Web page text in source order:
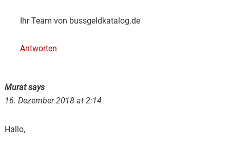
Ihr Team von bussgeldkatalog.de
Antworten
Muratsays
16. Dezember 2018 at 2:14
Hallo,